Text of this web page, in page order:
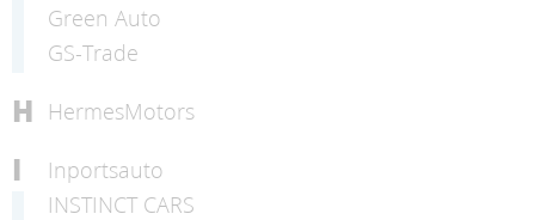
Green Auto
GS-Trade
H HermesMotors
I
Inportsauto
INSTINCT CARS